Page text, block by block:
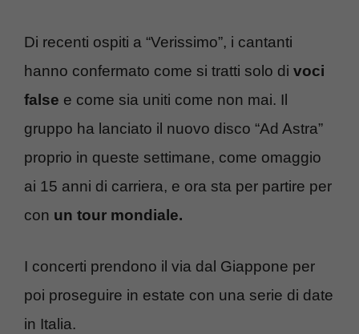
Di recenti ospiti a “Verissimo”, i cantanti
hanno confermato come si tratti solo di voci
false e come sia uniti come non mai. Il
gruppo ha lanciato il nuovo disco “Ad Astra”
proprio in queste settimane, come omaggio
ai 15 anni di carriera, e ora sta per partire per
con un tour mondiale.
I concerti prendono il via dal Giappone per
poi proseguire in estate con una serie di date
in Italia.